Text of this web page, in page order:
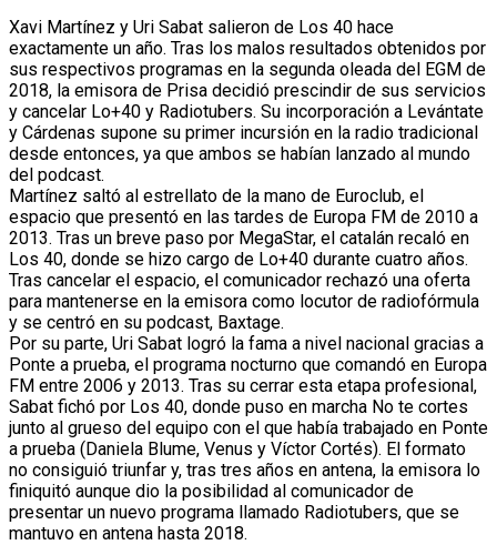
Xavi Martínez y Uri Sabat salieron de Los 40 hace
exactamente un año. Tras los malos resultados obtenidos por
sus respectivos programas en la segunda oleada del EGM de
2018, la emisora de Prisa decidió prescindir de sus servicios
y cancelar Lo+40 y Radiotubers. Su incorporación a Levántate
y Cárdenas supone su primer incursión en la radio tradicional
desde entonces, ya que ambos se habían lanzado al mundo
del podcast.
Martínez saltó al estrellato de la mano de Euroclub, el
espacio que presentó en las tardes de Europa FM de 2010 a
2013. Tras un breve paso por MegaStar, el catalán recaló en
Los 40, donde se hizo cargo de Lo+40 durante cuatro años.
Tras cancelar el espacio, el comunicador rechazó una oferta
para mantenerse en la emisora como locutor de radiofórmula
y se centró en su podcast, Baxtage.
Por su parte, Uri Sabat logró la fama a nivel nacional gracias a
Ponte a prueba, el programa nocturno que comandó en Europa
FM entre 2006 y 2013. Tras su cerrar esta etapa profesional,
Sabat fichó por Los 40, donde puso en marcha No te cortes
junto al grueso del equipo con el que había trabajado en Ponte
a prueba (Daniela Blume, Venus y Víctor Cortés). El formato
no consiguió triunfar y, tras tres años en antena, la emisora lo
finiquitó aunque dio la posibilidad al comunicador de
presentar un nuevo programa llamado Radiotubers, que se
mantuvo en antena hasta 2018.